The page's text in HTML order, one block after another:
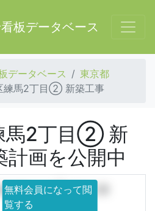
板データベース
データベース
東京都
練馬2丁目② 新築工事
馬2丁目② 新
計画を公開中
区練馬2丁目② 新築工事
無料会員になって閲
覧する